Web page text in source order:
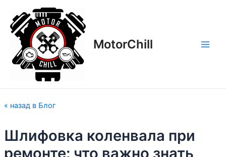
содержимому
MotorСhill
« назад в Блог
Шлифовка коленвала при
ремонте: что важно знать
по
записям